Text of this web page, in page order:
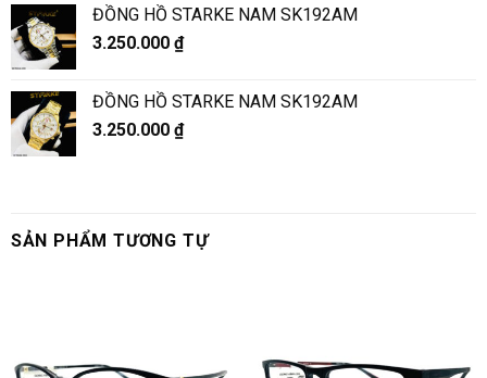
ĐỒNG HỒ STARKE NAM SK192AM
3.250.000 ₫
ĐỒNG HỒ STARKE NAM SK192AM
3.250.000 ₫
SẢN PHẨM TƯƠNG TỰ